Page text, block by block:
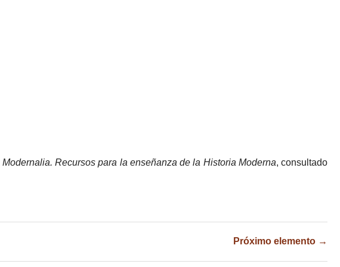
Modernalia. Recursos para la enseñanza de la Historia Moderna, consultado
Próximo elemento →